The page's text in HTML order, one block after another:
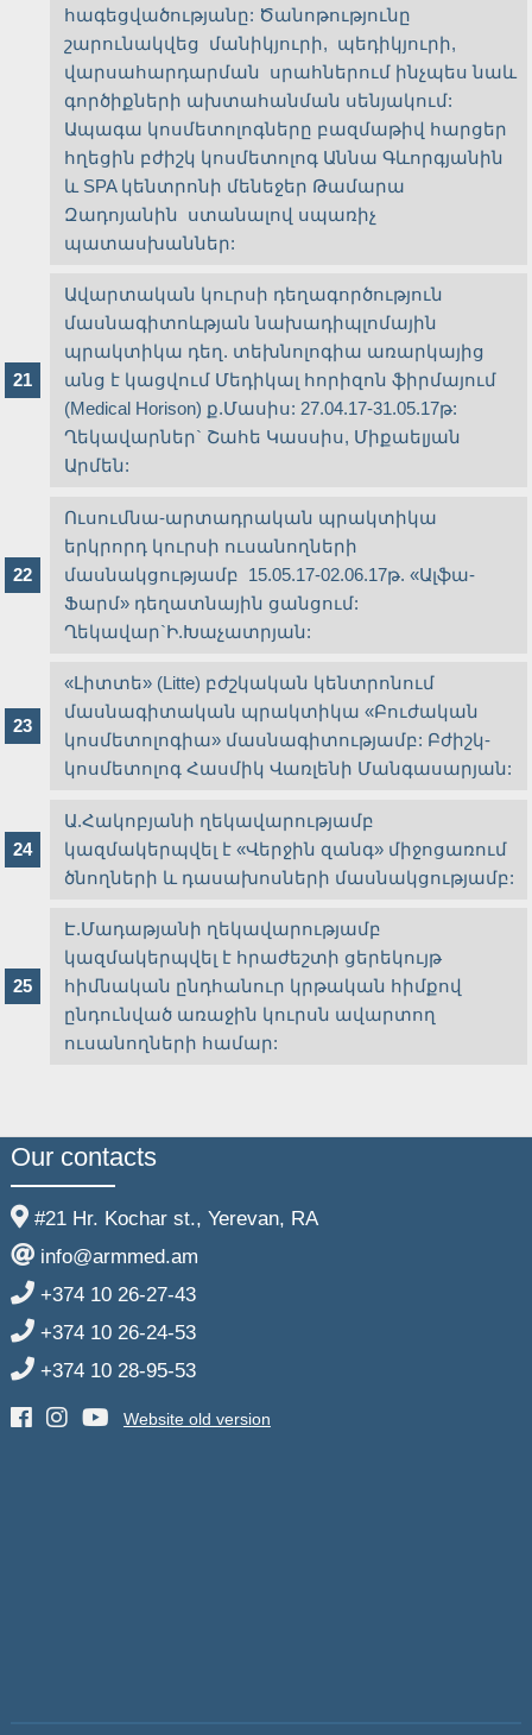
հագեցվածությանը: Ծանոթությունը
շարունակվեց մանիկյուրի, պեդիկյուրի,
վարսահարդարման սրահներում ինչպես նաև
գործիքների ախտահանման սենյակում:
Ապագա կոսմետոլոգները բազմաթիվ հարցեր
հղեցին բժիշկ կոսմետոլոգ Աննա Գևորգյանին
և SPA կենտրոնի մենեջեր Թամարա
Զադոյանին ստանալով սպառիչ
պատասխաններ:
Ավարտական կուրսի դեղագործություն
մասնագիտոևթյան նախադիպլոմային
պրակտիկա դեղ. տեխնոլոգիա առարկայից
անց է կացվում Մեդիկալ հորիզոն ֆիրմայում
(Medical Horison) ք.Մասիս: 27.04.17-31.05.17թ:
Ղեկավարներ` Շահե Կասսիս, Միքաելյան
Արմեն:
Ուսումնա-արտադրական պրակտիկա
երկրորդ կուրսի ուսանողների
մասնակցությամբ 15.05.17-02.06.17թ. «Ալֆա-
Ֆարմ» դեղատնային ցանցում:
Ղեկավար`Ի.Խաչատրյան:
«Լիտտե» (Litte) բժշկական կենտրոնում
մասնագիտական պրակտիկա «Բուժական
կոսմետոլոգիա» մասնագիտությամբ: Բժիշկ-
կոսմետոլոգ Հասմիկ Վառլենի Մանգասարյան:
Ա.Հակոբյանի ղեկավարությամբ
կազմակերպվել է «Վերջին զանգ» միջոցառում
ծնողների և դասախոսների մասնակցությամբ:
Է.Մադաթյանի ղեկավարությամբ
կազմակերպվել է հրաժեշտի ցերեկույթ
հիմնական ընդհանուր կրթական հիմքով
ընդունված առաջին կուրսն ավարտող
ուսանողների համար:
Our contacts
#21 Hr. Kochar st., Yerevan, RA
info@armmed.am
+374 10 26-27-43
+374 10 26-24-53
+374 10 28-95-53
Website old version